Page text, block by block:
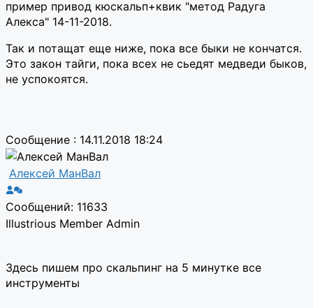
пример привод кюскальп+квик "метод Радуга
Алекса" 14-11-2018.
Так и потащат еще ниже, пока все быки не кончатся.
Это закон тайги, пока всех не сьедят медведи быков,
не успокоятся.
Сообщение : 14.11.2018 18:24
Алексей МанВал
Сообщений: 11633
Illustrious Member Admin
Здесь пишем про скальпинг на 5 минутке все
инструменты